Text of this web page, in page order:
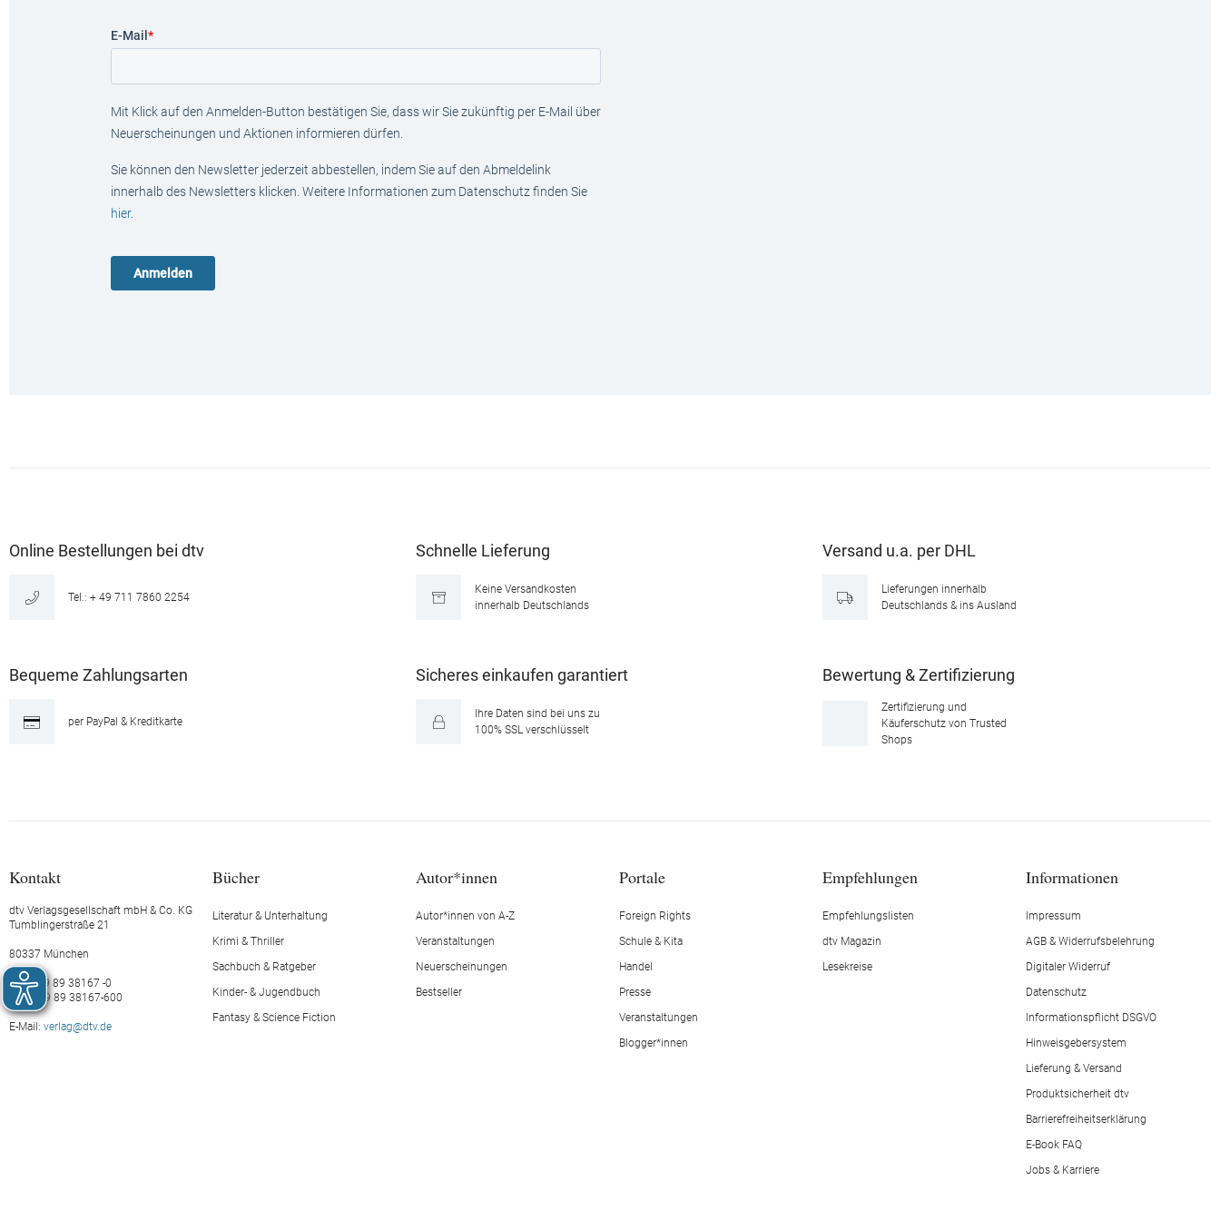
E-Mail *
Mit Klick auf den Anmelden-Button bestätigen Sie, dass wir Sie zukünftig per E-Mail über
Neuerscheinungen und Aktionen informieren dürfen.
Sie können den Newsletter jederzeit abbestellen, indem Sie auf den Abmeldelink
innerhalb des Newsletters klicken. Weitere Informationen zum Datenschutz finden Sie
hier.
Online Bestellungen bei dtv
Tel.: + 49 711 7860 2254
Schnelle Lieferung
Keine Versandkosten
innerhalb Deutschlands
Versand u.a. per DHL
Lieferungen innerhalb
Deutschlands & ins Ausland
Bequeme Zahlungsarten
per PayPal & Kreditkarte
Sicheres einkaufen garantiert
Ihre Daten sind bei uns zu
100% SSL verschlüsselt
Bewertung & Zertifizierung
Zertifizierung und
Käuferschutz von Trusted
Shops
Kontakt
dtv Verlagsgesellschaft mbH & Co. KG
Tumblingerstraße 21
80337 München
Tel.: +49 89 38167 -0
Fax: +49 89 38167-600
E-Mail: verlag@dtv.de
Bücher
Literatur & Unterhaltung
Krimi & Thriller
Sachbuch & Ratgeber
Kinder- & Jugendbuch
Fantasy & Science Fiction
Autor*innen
Autor*innen von A-Z
Veranstaltungen
Neuerscheinungen
Bestseller
Portale
Foreign Rights
Schule & Kita
Handel
Presse
Veranstaltungen
Blogger*innen
Empfehlungen
Empfehlungslisten
dtv Magazin
Lesekreise
Informationen
Impressum
AGB & Widerrufsbelehrung
Digitaler Widerruf
Datenschutz
Informationspflicht DSGVO
Hinweisgebersystem
Lieferung & Versand
Produktsicherheit dtv
Barrierefreiheitserklärung
E-Book FAQ
Jobs & Karriere